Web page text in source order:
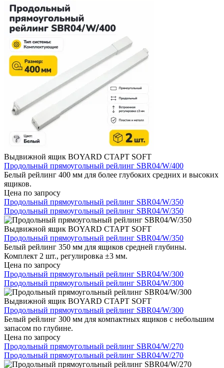
Выдвижной ящик BOYARD СТАРТ SOFT
Продольный прямоугольный рейлинг SBR04/W/400
Белый рейлинг 400 мм для более глубоких средних и высоких
ящиков.
Цена по запросу
Продольный прямоугольный рейлинг SBR04/W/350
Продольный прямоугольный рейлинг SBR04/W/350
Выдвижной ящик BOYARD СТАРТ SOFT
Продольный прямоугольный рейлинг SBR04/W/350
Белый рейлинг 350 мм для ящиков средней глубины.
Комплект 2 шт., регулировка ±3 мм.
Цена по запросу
Продольный прямоугольный рейлинг SBR04/W/300
Продольный прямоугольный рейлинг SBR04/W/300
Выдвижной ящик BOYARD СТАРТ SOFT
Продольный прямоугольный рейлинг SBR04/W/300
Белый рейлинг 300 мм для компактных ящиков с небольшим
запасом по глубине.
Цена по запросу
Продольный прямоугольный рейлинг SBR04/W/270
Продольный прямоугольный рейлинг SBR04/W/270